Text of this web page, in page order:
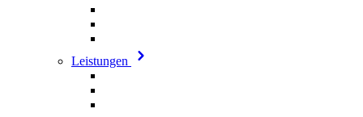
Leistungen